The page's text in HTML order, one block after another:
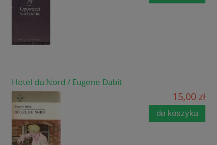
Hotel du Nord / Eugene Dabit
15,00 zł
do koszyka